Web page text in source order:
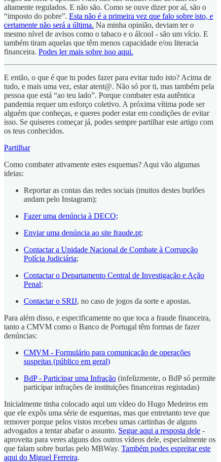
altamente regulados. E não são. Como se ouve dizer por aí, são o
“imposto do pobre”. Esta não é a primeira vez que falo sobre isto, e
certamente não será a última. Na minha opinião, deviam ter o
mesmo nível de avisos como o tabaco e o álcool - são um vício. E
também tiram aquelas que têm menos capacidade e/ou literacia
financeira. Podes ler mais sobre isso aqui.
E então, o que é que tu podes fazer para evitar tudo isto? Acima de
tudo, e mais uma vez, estar atent@. Não só por ti, mas também pela
pessoa que está “ao teu lado”. Porque combater esta autêntica
pandemia requer um esforço coletivo. A próxima vítima pode ser
alguém que conheças, e queres poder estar em condições de evitar
isso. Se quiseres começar já, podes sempre partilhar este artigo com
os teus conhecidos.
Partilhar
Como combater ativamente estes esquemas? Aqui vão algumas
ideias:
Reportar as contas das redes sociais (muitos destes burlões
andam pelo Instagram);
Fazer uma denúncia à DECO;
Enviar uma denúncia ao site fraude.pt;
Contactar a Unidade Nacional de Combate à Corrupção
Polícia Judiciária;
Contactar o Departamento Central de Investigação e Ação
Penal;
Contactar o SRIJ, no caso de jogos da sorte e apostas.
Para além disso, e especificamente no que toca a fraude financeira,
tanto a CMVM como o Banco de Portugal têm formas de fazer
denúncias:
CMVM - Formulário para comunicação de operações
suspeitas (público em geral)
BdP - Participar uma Infração (infelizmente, o BdP só permite
participar infrações de instituições financeiras registadas)
Inicialmente tinha colocado aqui um vídeo do Hugo Medeiros em
que ele expôs uma série de esquemas, mas que entretanto teve que
remover porque pelos vistos recebeu umas cartinhas de alguns
advogados a tentar abafar o assunto. Segue aqui a resposta dele -
aproveita para veres alguns dos outros vídeos dele, especialmente os
que falam sobre burlas pelo MBWay. Também podes espreitar este
aqui do Miguel Ferreira.